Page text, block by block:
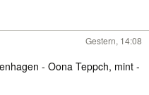
Gestern, 14:08
- Oona Teppch, mint -